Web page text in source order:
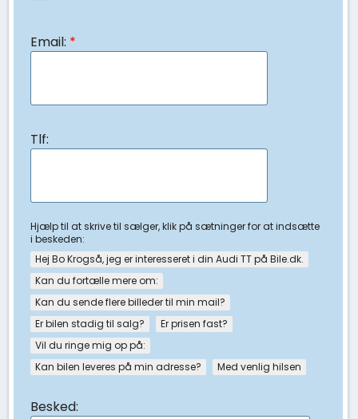
Email: *
Tlf:
Hjælp til at skrive til sælger, klik på sætninger for at indsætte
i beskeden:
Hej Bo Krogså, jeg er interesseret i din Audi TT på Bile.dk.
Kan du fortælle mere om:
Kan du sende flere billeder til min mail?
Er bilen stadig til salg?
Er prisen fast?
Vil du ringe mig op på:
Kan bilen leveres på min adresse?
Med venlig hilsen
Besked: